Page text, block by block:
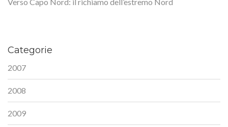
Categorie
2007
2008
2009